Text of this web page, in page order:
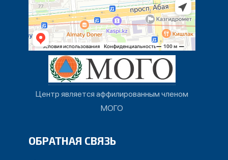
Центр является аффилированным членом
МОГО
ОБРАТНАЯ СВЯЗЬ